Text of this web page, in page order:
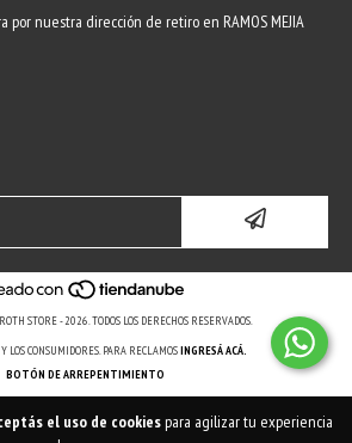
el uso de cookiespara agilizar tu experiencia
por nuestra dirección de retiro en RAMOS MEJIA
STORE - 2026. TODOS LOS DERECHOS RESERVADOS.
LOS CONSUMIDORES. PARA RECLAMOSINGRESÁ ACÁ.
BOTÓN DE ARREPENTIMIENTO